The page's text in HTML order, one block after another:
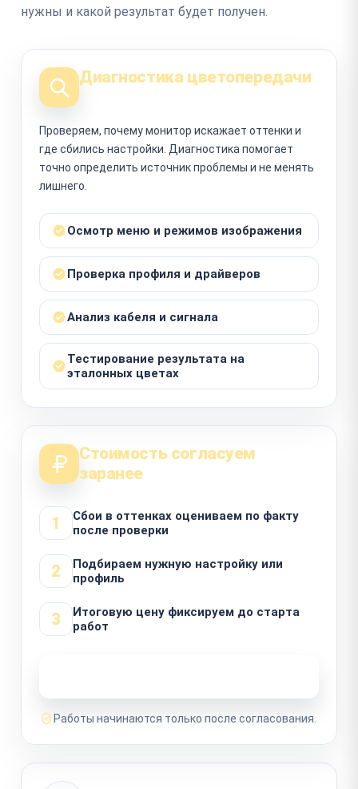
нужны и какой результат будет получен.
Диагностика цветопередачи
Проверяем, почему монитор искажает оттенки и
где сбились настройки. Диагностика помогает
точно определить источник проблемы и не менять
лишнего.
Осмотр меню и режимов изображения
Проверка профиля и драйверов
Анализ кабеля и сигнала
Тестирование результата на
эталонных цветах
Стоимость согласуем
заранее
1
Сбои в оттенках оцениваем по факту
после проверки
2
Подбираем нужную настройку или
профиль
3
Итоговую цену фиксируем до старта
работ
Работы начинаются только после согласования.